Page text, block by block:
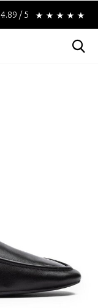
Betaal achteraf met
4.89 / 5